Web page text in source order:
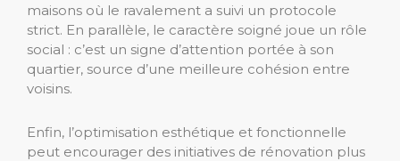
maisons où le ravalement a suivi un protocole
strict. En parallèle, le caractère soigné joue un rôle
social : c’est un signe d’attention portée à son
quartier, source d’une meilleure cohésion entre
voisins.
Enfin, l’optimisation esthétique et fonctionnelle
peut encourager des initiatives de rénovation plus